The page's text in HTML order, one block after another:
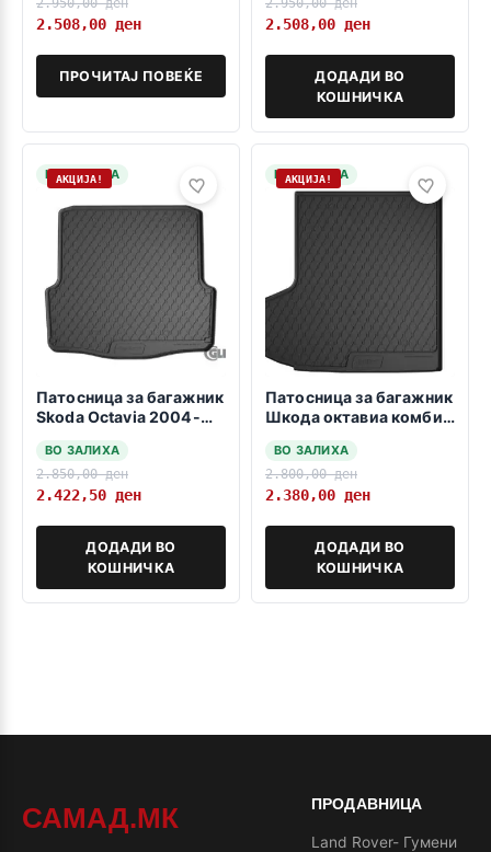
2.508,00 ден
ПРОЧИТАЈ ПОВЕЌЕ
2.508,00 ден
ДОДАДИ ВО
КОШНИЧКА
НА ЗАЛИХА
АКЦИЈА!
Патосница за багажник
Skoda Octavia 2004-
ВО ЗАЛИХА
2.850,00ден
2.422,50 ден
ДОДАДИ ВО
КОШНИЧКА
НА ЗАЛИХА
АКЦИЈА!
Патосница за багажник
Шкода октавиа комби
2013->2017->
ВО ЗАЛИХА
2.800,00ден
2.380,00 ден
ДОДАДИ ВО
КОШНИЧКА
САМАД.МК ПРОДАВНИЦА
Land Rover- Гумени